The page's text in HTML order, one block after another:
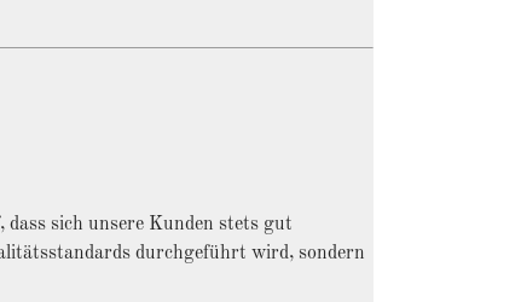
sich unsere Kunden stets gut
durchgeführt wird, sondern